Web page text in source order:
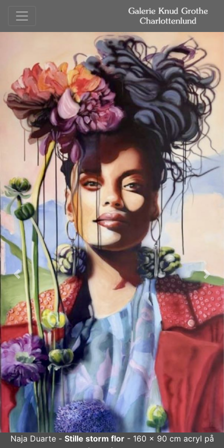
Naja Duarte - Stille storm flor- 160 x 90 cm acryl på
Forrige